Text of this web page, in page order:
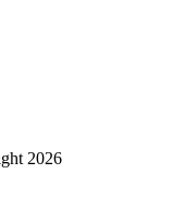
2026